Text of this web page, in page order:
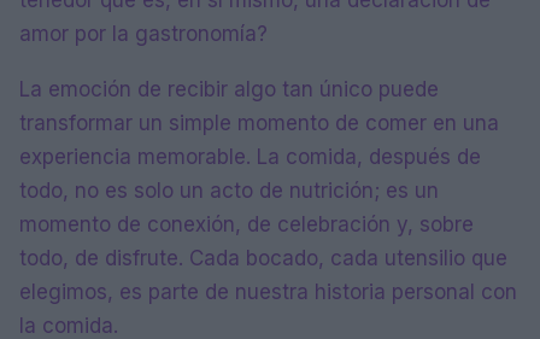
amor por la gastronomía?
La emoción de recibir algo tan único puede
transformar un simple momento de comer en una
experiencia memorable. La comida, después de
todo, no es solo un acto de nutrición; es un
momento de conexión, de celebración y, sobre
todo, de disfrute. Cada bocado, cada utensilio que
elegimos, es parte de nuestra historia personal con
la comida.